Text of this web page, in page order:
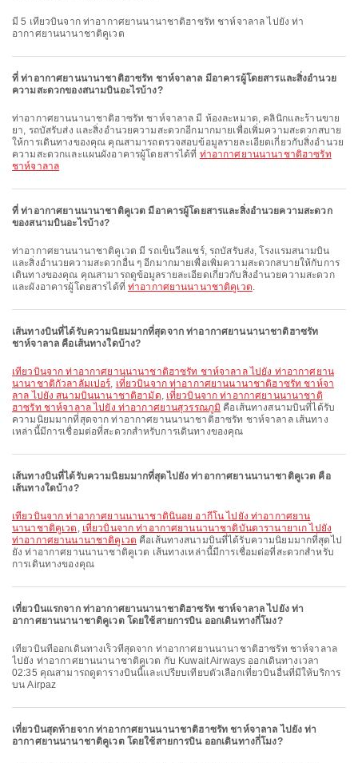
มี 5 เที่ยวบินจาก ท่าอากาศยานนานาชาติฮาซรัท ชาห์จาลาล ไปยัง ท่า
อากาศยานนานาชาติคูเวต
ที่ ท่าอากาศยานนานาชาติฮาซรัท ชาห์จาลาล มีอาคารผู้โดยสารและสิ่งอำนวย
ความสะดวกของสนามบินอะไรบ้าง?
ท่าอากาศยานนานาชาติฮาซรัท ชาห์จาลาล มี ห้องละหมาด, คลินิกและร้านขาย
ยา, รถบัสรับส่ง และสิ่งอำนวยความสะดวกอีกมากมายเพื่อเพิ่มความสะดวกสบาย
ให้การเดินทางของคุณ คุณสามารถตรวจสอบข้อมูลรายละเอียดเกี่ยวกับสิ่งอำนวย
ความสะดวกและแผนผังอาคารผู้โดยสารได้ที่ ท่าอากาศยานนานาชาติฮาซรัท
ชาห์จาลาล
ที่ ท่าอากาศยานนานาชาติคูเวต มีอาคารผู้โดยสารและสิ่งอำนวยความสะดวก
ของสนามบินอะไรบ้าง?
ท่าอากาศยานนานาชาติคูเวต มี รถเข็นวีลแชร์, รถบัสรับส่ง, โรงแรมสนามบิน
และสิ่งอำนวยความสะดวกอื่น ๆ อีกมากมายเพื่อเพิ่มความสะดวกสบายให้กับการ
เดินทางของคุณ คุณสามารถดูข้อมูลรายละเอียดเกี่ยวกับสิ่งอำนวยความสะดวก
และผังอาคารผู้โดยสารได้ที่ ท่าอากาศยานนานาชาติคูเวต.
เส้นทางบินที่ได้รับความนิยมมากที่สุดจาก ท่าอากาศยานนานาชาติฮาซรัท
ชาห์จาลาล คือเส้นทางใดบ้าง?
เที่ยวบินจาก ท่าอากาศยานนานาชาติฮาซรัท ชาห์จาลาล ไปยัง ท่าอากาศยาน
นานาชาติกัวลาลัมเปอร์, เที่ยวบินจาก ท่าอากาศยานนานาชาติฮาซรัท ชาห์จา
ลาล ไปยัง สนามบินนานาชาติฮามัด, เที่ยวบินจาก ท่าอากาศยานนานาชาติ
ฮาซรัท ชาห์จาลาล ไปยัง ท่าอากาศยานสุวรรณภูมิ คือเส้นทางสนามบินที่ได้รับ
ความนิยมมากที่สุดจาก ท่าอากาศยานนานาชาติฮาซรัท ชาห์จาลาล เส้นทาง
เหล่านี้มีการเชื่อมต่อที่สะดวกสำหรับการเดินทางของคุณ
เส้นทางบินที่ได้รับความนิยมมากที่สุดไปยัง ท่าอากาศยานนานาชาติคูเวต คือ
เส้นทางใดบ้าง?
เที่ยวบินจาก ท่าอากาศยานนานาชาตินินอย อากีโน ไปยัง ท่าอากาศยาน
นานาชาติคูเวต , เที่ยวบินจาก ท่าอากาศยานนานาชาติบันดารานายาเก ไปยัง
ท่าอากาศยานนานาชาติคูเวต คือเส้นทางสนามบินที่ได้รับความนิยมมากที่สุดไป
ยัง ท่าอากาศยานนานาชาติคูเวต เส้นทางเหล่านี้มีการเชื่อมต่อที่สะดวกสำหรับ
การเดินทางของคุณ
เที่ยวบินแรกจาก ท่าอากาศยานนานาชาติฮาซรัท ชาห์จาลาล ไปยัง ท่า
อากาศยานนานาชาติคูเวต โดยใช้สายการบิน ออกเดินทางกี่โมง?
เที่ยวบินที่ออกเดินทางเร็วที่สุดจาก ท่าอากาศยานนานาชาติฮาซรัท ชาห์จาลาล
ไปยัง ท่าอากาศยานนานาชาติคูเวต กับ Kuwait Airways ออกเดินทางเวลา
02:35 คุณสามารถดูตารางบินนี้และเปรียบเทียบตัวเลือกเที่ยวบินอื่นที่มีให้บริการ
บน Airpaz
เที่ยวบินสุดท้ายจาก ท่าอากาศยานนานาชาติฮาซรัท ชาห์จาลาล ไปยัง ท่า
อากาศยานนานาชาติคูเวต โดยใช้สายการบิน ออกเดินทางกี่โมง?